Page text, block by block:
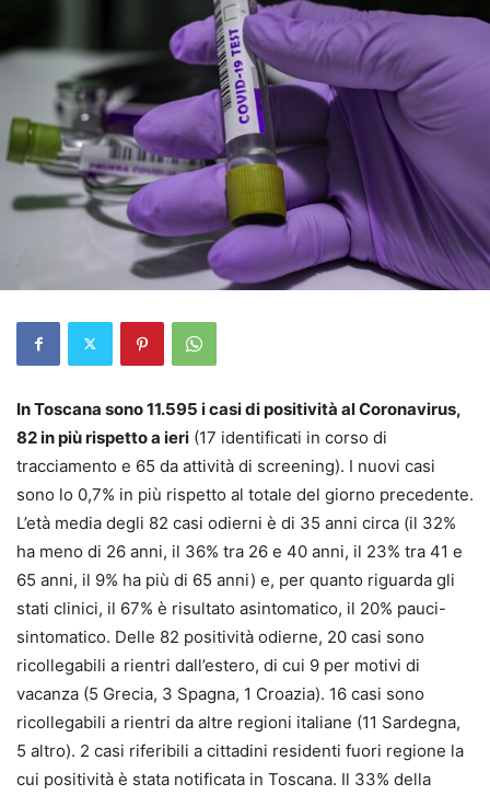
In Toscana sono 11.595 i casi di positività al Coronavirus,
82 in più rispetto a ieri (17 identificati in corso di
tracciamento e 65 da attività di screening). I nuovi casi
sono lo 0,7% in più rispetto al totale del giorno precedente.
L’età media degli 82 casi odierni è di 35 anni circa (il 32%
ha meno di 26 anni, il 36% tra 26 e 40 anni, il 23% tra 41 e
65 anni, il 9% ha più di 65 anni) e, per quanto riguarda gli
stati clinici, il 67% è risultato asintomatico, il 20% pauci-
sintomatico. Delle 82 positività odierne, 20 casi sono
ricollegabili a rientri dall’estero, di cui 9 per motivi di
vacanza (5 Grecia, 3 Spagna, 1 Croazia). 16 casi sono
ricollegabili a rientri da altre regioni italiane (11 Sardegna,
5 altro). 2 casi riferibili a cittadini residenti fuori regione la
cui positività è stata notificata in Toscana. Il 33% della